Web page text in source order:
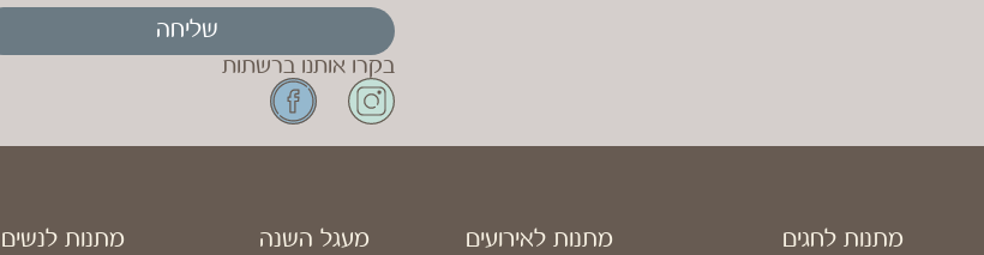
שליחה
בקרו אותנו ברשתות
מתנות לחגים מתנות לאירועים מעגל השנה מתנות לנשים